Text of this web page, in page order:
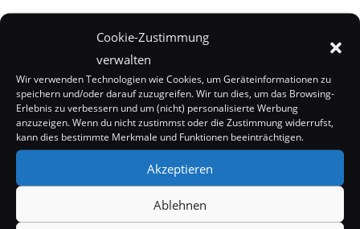
Cookie-Zustimmung
verwalten
Wir verwenden Technologien wie Cookies, um Geräteinformationen zu
speichern und/oder darauf zuzugreifen. Wir tun dies, um das Browsing-
Erlebnis zu verbessern und um (nicht) personalisierte Werbung
anzuzeigen. Wenn du nicht zustimmst oder die Zustimmung widerrufst,
kann dies bestimmte Merkmale und Funktionen beeinträchtigen.
Akzeptieren
Ablehnen